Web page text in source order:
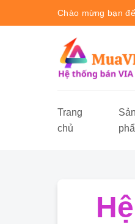
Chào mừng bạn
Trang
chủ
Sản